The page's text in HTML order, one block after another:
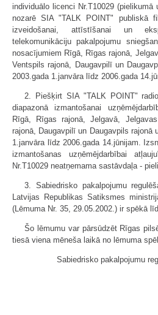
individuālo licenci Nr.T10029
nozarē SIA "TALK POINT" publiskā
izveidošanai, attīstīšanai un
telekomunikāciju pakalpojumu
nosacījumiem Rīgā, Rīgas rajonā,
Ventspils rajonā, Daugavpilī un
2003.gada 1.janvāra līdz 2006.gada
2. Piešķirt SIA "TALK POINT"
diapazonā izmantošanai
Rīgā, Rīgas rajonā, Jelgavā,
rajonā, Daugavpilī un Daugavpils rajonā
1.janvāra līdz 2006.gada 14.jūnijam.
izmantošanas uzņēmējdarbībai
Nr.T10029 neatņemama sastāvdaļa -
3. Sabiedrisko pakalpojumu
Latvijas Republikas Satiksmes
(Lēmuma Nr. 35, 29.05.2002.) ir spēkā
Šo lēmumu var pārsūdzēt Rīgas
tiesā viena mēneša laikā no lēmuma
Sabiedrisko pakalpojumu